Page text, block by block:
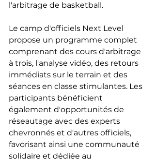
l'arbitrage de basketball.
Le camp d'officiels Next Level
propose un programme complet
comprenant des cours d'arbitrage
à trois, l'analyse vidéo, des retours
immédiats sur le terrain et des
séances en classe stimulantes. Les
participants bénéficient
également d'opportunités de
réseautage avec des experts
chevronnés et d'autres officiels,
favorisant ainsi une communauté
solidaire et dédiée au